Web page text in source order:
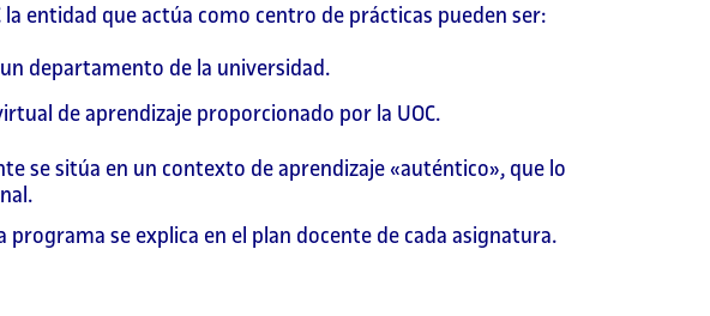
la entidad que actúa como centro de prácticas pueden ser:
departamento de la universidad.
de aprendizaje proporcionado por la UOC.
se sitúa en un contexto de aprendizaje «auténtico», que lo
programa se explica en el plan docente de cada asignatura.